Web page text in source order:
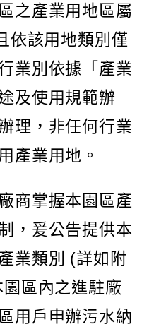
之產業用地區屬
依該用地類別僅
業別依據「產業
及使用規範辦
理，非任何行業
產業用地。
商掌握本園區產
，爰公告提供本
業類別 (詳如附
區內之進駐廠
用戶申辦污水納